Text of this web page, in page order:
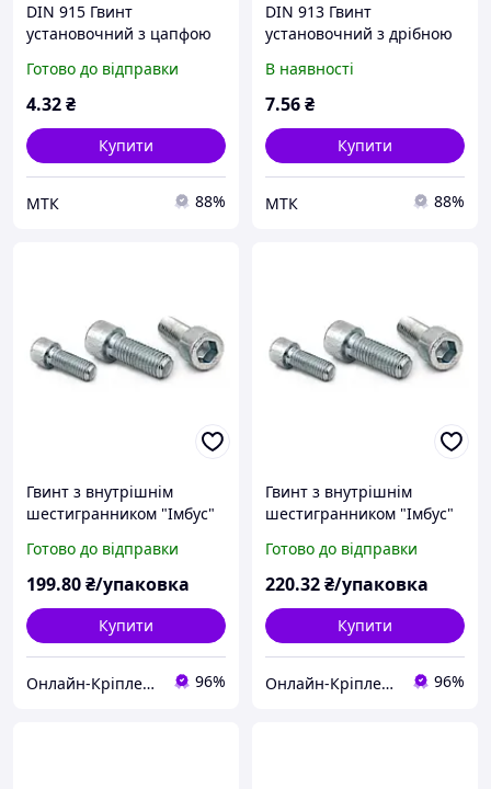
DIN 915 Гвинт
установочний з цапфою
Готово до відправки
4.32₴
Купити
МТК 88%
DIN 913 Гвинт
установочний з дрібною
В наявності
7.56₴
Купити
МТК 88%
Гвинт з внутрішнім
шестигранником "Імбус"
м14х30 (10шт)
Готово до відправки
199.80₴/упаковка
Купити
Онлайн-Кріплення 96%
Гвинт з внутрішнім
шестигранником "Імбус"
м14х40 (10шт)
Готово до відправки
220.32₴/упаковка
Купити
Онлайн-Кріплення 96%